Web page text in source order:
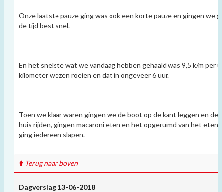
Onze laatste pauze ging was ook een korte pauze en gingen we
de tijd best snel.
En het snelste wat we vandaag hebben gehaald was 9,5 k/m per
kilometer wezen roeien en dat in ongeveer 6 uur.
Toen we klaar waren gingen we de boot op de kant leggen en de
huis rijden, gingen macaroni eten en het opgeruimd van het
ging iedereen slapen.
Terug naar boven
Dagverslag 13-06-2018